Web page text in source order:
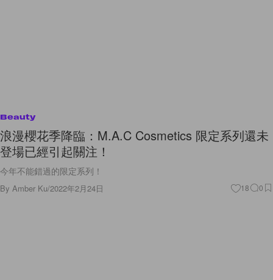
Beauty
浪漫櫻花季降臨：M.A.C Cosmetics 限定系列還未
登場已經引起關注！
今年不能錯過的限定系列！
By Amber Ku/2022年2月24日 18 0